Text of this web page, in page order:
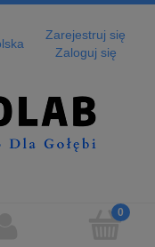
Zarejestruj się
Zaloguj się